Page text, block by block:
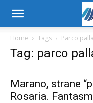
Home Tags Parco
Tag: parco
Marano, strane
Rosaria.